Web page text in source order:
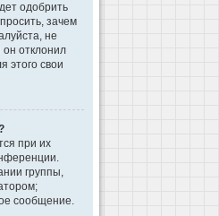
одобрить
зачем
не
он отклонил
этого свои
при их
группы,
сообщение.